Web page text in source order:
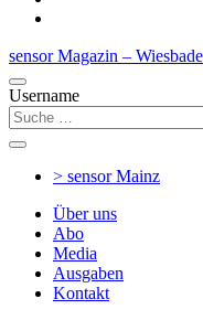
sensor Magazin –
Username
> sensorMainz
Über uns
Abo
Media
Ausgaben
Kontakt